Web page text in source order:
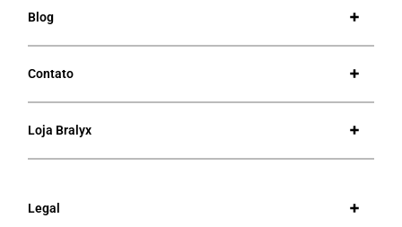
Blog
Contato
Loja Bralyx
Legal